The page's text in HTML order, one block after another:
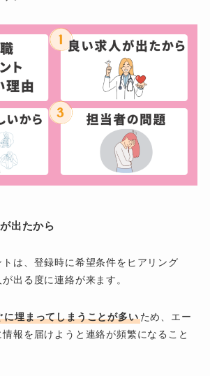
出たから
は、登録時に希望条件をヒアリング
出る度に連絡が来ます。
に埋まってしまうことが多いため、エー
報を届けようと連絡が頻繁になること